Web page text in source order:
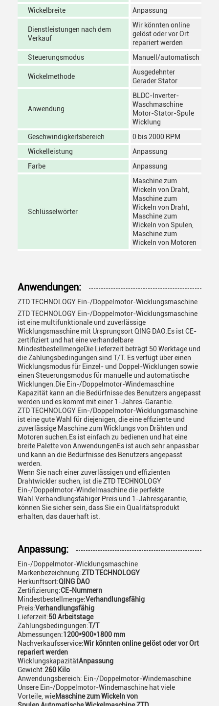
Wickelbreite Anpassung
Dienstleistungen nach dem
Verkauf
Wir könnten online
gelöst oder vor Ort
repariert werden
Steuerungsmodus
Manuell/automatisch
Wickelmethode
Ausgedehnter
Gerader Stator
Anwendung
BLDC-Inverter-
Waschmaschine
Motor-Stator-Spule
Wicklung
Geschwindigkeitsbereich
0 bis 2000 RPM
Wickelleistung
Anpassung
Farbe
Anpassung
Schlüsselwörter
Maschine zum
Wickeln von Draht,
Maschine zum
Wickeln von Draht,
Maschine zum
Wickeln von Spulen,
Maschine zum
Wickeln von Motoren
Anwendungen:
ZTD TECHNOLOGY Ein-/Doppelmotor-Wicklungsmaschine
ZTD TECHNOLOGY Ein-/Doppelmotor-Wicklungsmaschine
ist eine multifunktionale und zuverlässige
Wicklungsmaschine mit Ursprungsort QING DAO.Es ist CE-
zertifiziert und hat eine verhandelbare
MindestbestellmengeDie Lieferzeit beträgt 50 Werktage und
die Zahlungsbedingungen sind T/T. Es verfügt über einen
Wicklungsmodus für Einzel- und Doppel-Wicklungen sowie
einen Steuerungsmodus für manuelle und automatische
Wicklungen.Die Ein-/Doppelmotor-Windemaschine
Kapazität kann an die Bedürfnisse des Benutzers angepasst
werden und es kommt mit einer 1-Jahres-Garantie.
ZTD TECHNOLOGY Ein-/Doppelmotor-Wicklungsmaschine
ist eine gute Wahl für diejenigen, die eine effiziente und
zuverlässige Maschine zum Wicklungs von Drähten und
Motoren suchen.Es ist einfach zu bedienen und hat eine
breite Palette von AnwendungenEs ist auch sehr anpassbar
und kann an die Bedürfnisse des Benutzers angepasst
werden.
Wenn Sie nach einer zuverlässigen und effizienten
Drahtwickler suchen, ist die ZTD TECHNOLOGY
Ein-/Doppelmotor-Windelmaschine die perfekte
Wahl.Verhandlungsfähiger Preis und 1-Jahresgarantie,
können Sie sicher sein, dass Sie ein Qualitätsprodukt
erhalten, das dauerhaft ist.
Anpassung:
Ein-/Doppelmotor-Wicklungsmaschine
Markenbezeichnung:ZTD TECHNOLOGY
Herkunftsort:QING DAO
Zertifizierung:CE-Nummern
Mindestbestellmenge:Verhandlungsfähig
Preis:Verhandlungsfähig
Lieferzeit:50 Arbeitstage
Zahlungsbedingungen:T/T
Abmessungen:1200*900*1800 mm
Nachverkaufsservice:Wir könnten online gelöst oder vor Ort
repariert werden
WicklungskapazitätAnpassung
Gewicht:260 Kilo
Anwendungsbereich: Ein-/Doppelmotor-Windemaschine
Unsere Ein-/Doppelmotor-Windemaschine hat viele
Vorteile, wieMaschine zum Wickeln von